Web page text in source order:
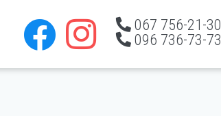
067 756-21-30
096 736-73-73